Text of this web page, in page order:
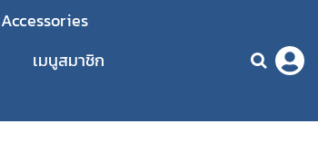
Accessories
เมนูสมาชิก